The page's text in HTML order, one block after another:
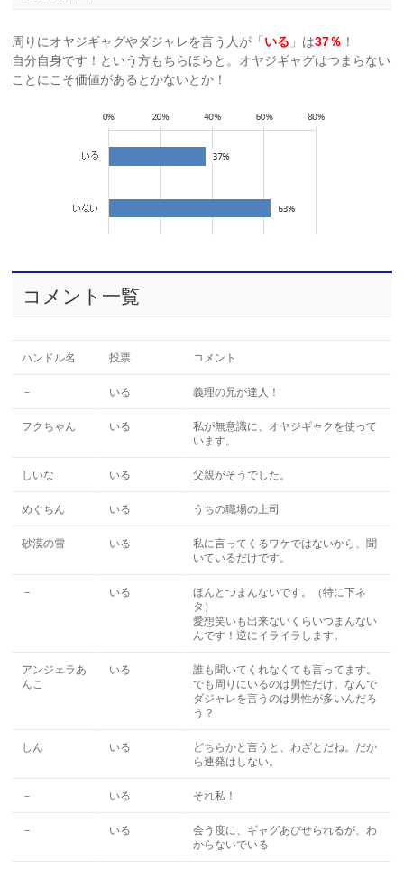
周りにオヤジギャグやダジャレを言う人が「 いる 」は37％ ！
自分自身です！という方もちらほらと。オヤジギャグはつまらない
ことにこそ価値があるとかないとか！
コメント一覧
ハンドル名 投票 コメント
－ いる 義理の兄が達人！
フクちゃん いる
私が無意識に、オヤジギャクを使って
います。
しいな いる 父親がそうでした。
めぐちん いる うちの職場の上司
砂漠の雪 いる
私に言ってくるワケではないから、聞
いているだけです。
－ いる
ほんとつまんないです。（特に下ネ
タ）
愛想笑いも出来ないくらいつまんない
んです！逆にイライラします。
アンジェラあ
んこ
いる
誰も聞いてくれなくても言ってます。
でも周りにいるのは男性だけ。なんで
ダジャレを言うのは男性が多いんだろ
う？
しん いる
どちらかと言うと、わざとだね。だか
ら連発はしない。
－ いる それ私！
－ いる
会う度に、ギャグあびせられるが、わ
からないでいる